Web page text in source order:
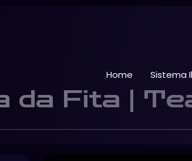
Home Sistema
da Fita |